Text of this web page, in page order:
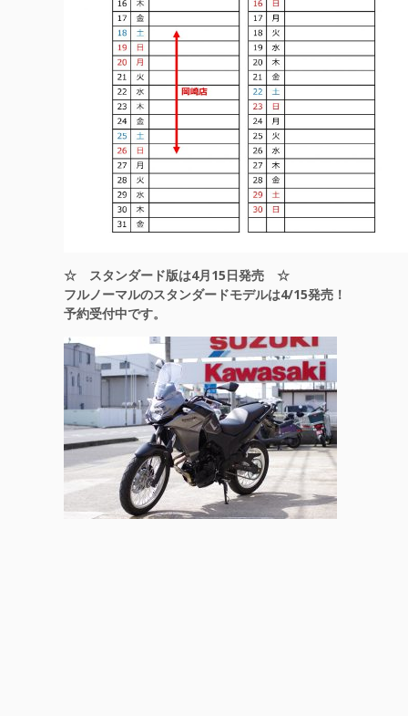
☆ スタンダード版は4月15日発売 ☆
フルノーマルのスタンダードモデルは4/15発売！
予約受付中です。